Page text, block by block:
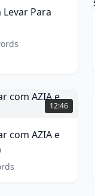
Levar Para
12:46
com AZIA e